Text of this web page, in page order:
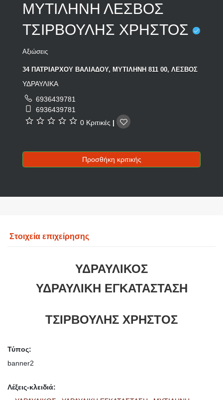
ΜΥΤΙΛΗΝΗ ΛΕΣΒΟΣ
ΤΣΙΡΒΟΥΛΗΣ ΧΡΗΣΤΟΣ
Αξιώσεις
34 ΠΑΤΡΙΑΡΧΟΥ ΒΑΛΙΑΔΟΥ, ΜΥΤΙΛΗΝΗ 811 00, ΛΕΣΒΟΣ
ΥΔΡΑΥΛΙΚΑ
6936439781
6936439781
0 Κριτικές |
Προσθήκη κριτικής
Στοιχεία επιχείρησης
ΥΔΡΑΥΛΙΚΟΣ
ΥΔΡΑΥΛΙΚΗ ΕΓΚΑΤΑΣΤΑΣΗ
ΤΣΙΡΒΟΥΛΗΣ ΧΡΗΣΤΟΣ
Τύπος:
banner2
Λέξεις-κλειδιά: